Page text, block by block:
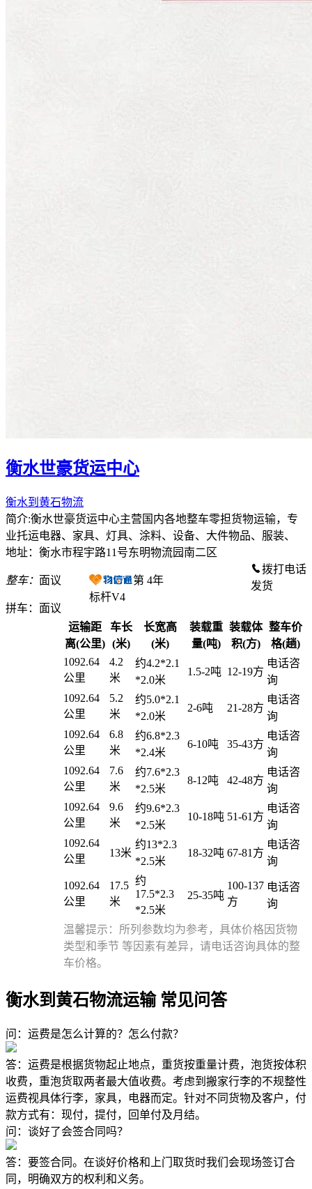
衡水世豪货运中心
衡水到黄石物流
简介:衡水世豪货运中心主营国内各地整车零担货物运输，专
业托运电器、家具、灯具、涂料、设备、大件物品、服装、
地址：衡水市程宇路11号东明物流园南二区
整车： 面议
拼车： 面议
第 4年
标杆V4
拨打电话
发货
运输距
离(公里)
车长
(米)
长宽高
(米)
装载重
量(吨)
装载体
积(方)
整车价
格(趟)
1092.64
公里
4.2
米
约4.2*2.1
*2.0米
1.5-2吨 12-19方
电话咨
询
1092.64
公里
5.2
米
约5.0*2.1
*2.0米
2-6吨 21-28方
电话咨
询
1092.64
公里
6.8
米
约6.8*2.3
*2.4米
6-10吨 35-43方
电话咨
询
1092.64
公里
7.6
米
约7.6*2.3
*2.5米
8-12吨 42-48方
电话咨
询
1092.64
公里
9.6
米
约9.6*2.3
*2.5米
10-18吨 51-61方
电话咨
询
1092.64
公里
13米
约13*2.3
*2.5米
18-32吨 67-81方
电话咨
询
1092.64
公里
17.5
米
约
17.5*2.3
*2.5米
25-35吨
100-137
方
电话咨
询
温馨提示：所列参数均为参考，具体价格因货物
类型和季节 等因素有差异，请电话咨询具体的整
车价格。
衡水到黄石物流运输 常见问答
问：运费是怎么计算的？怎么付款？
答：运费是根据货物起止地点，重货按重量计费，泡货按体积
收费，重泡货取两者最大值收费。考虑到搬家行李的不规整性
运费视具体行李，家具，电器而定。针对不同货物及客户，付
款方式有：现付，提付，回单付及月结。
问：谈好了会签合同吗？
答：要签合同。在谈好价格和上门取货时我们会现场签订合
同，明确双方的权利和义务。